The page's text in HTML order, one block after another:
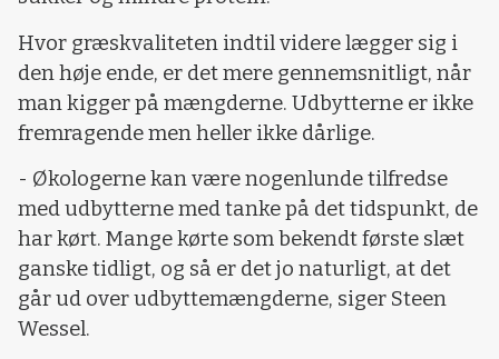
Hvor græskvaliteten indtil videre lægger sig i
den høje ende, er det mere gennemsnitligt, når
man kigger på mængderne. Udbytterne er ikke
fremragende men heller ikke dårlige.
- Økologerne kan være nogenlunde tilfredse
med udbytterne med tanke på det tidspunkt, de
har kørt. Mange kørte som bekendt første slæt
ganske tidligt, og så er det jo naturligt, at det
går ud over udbyttemængderne, siger Steen
Wessel.